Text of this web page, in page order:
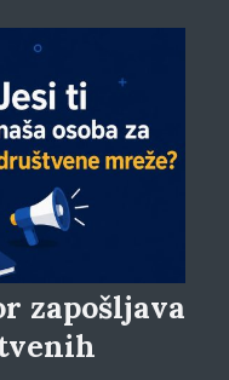
zapošljava